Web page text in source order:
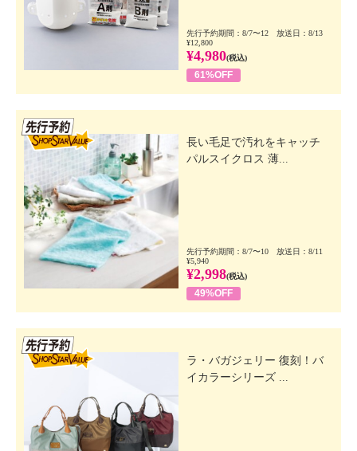
先行予約期間：8/7〜12 放送日：8/13
¥12,800
¥4,980(税込)
61%OFF
長い毛足で汚れをキャッチ
パルスイクロス 薄...
先行予約期間：8/7〜10 放送日：8/11
¥5,940
¥2,998(税込)
49%OFF
ラ・バガジェリー 復刻！バ
イカラーシリーズ ...